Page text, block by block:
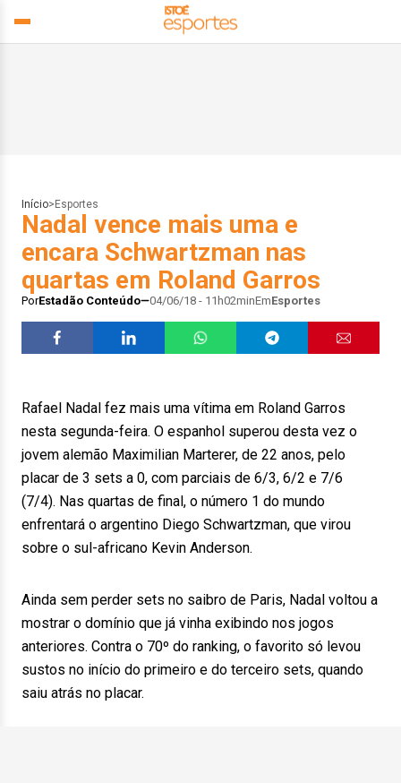
Início> Esportes
Nadal vence mais uma e
encara Schwartzman nas
quartas em Roland Garros
PorEstadão Conteúdo 04/06/18 - 11h02minEmEsportes
Rafael Nadal fez mais uma vítima em Roland Garros
nesta segunda-feira. O espanhol superou desta vez o
jovem alemão Maximilian Marterer, de 22 anos, pelo
placar de 3 sets a 0, com parciais de 6/3, 6/2 e 7/6
(7/4). Nas quartas de final, o número 1 do mundo
enfrentará o argentino Diego Schwartzman, que virou
sobre o sul-africano Kevin Anderson.
Ainda sem perder sets no saibro de Paris, Nadal voltou a
mostrar o domínio que já vinha exibindo nos jogos
anteriores. Contra o 70º do ranking, o favorito só levou
sustos no início do primeiro e do terceiro sets, quando
saiu atrás no placar.